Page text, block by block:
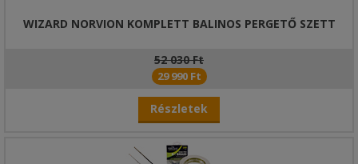
WIZARD NORVION KOMPLETT BALINOS PERGETŐ SZETT
52 030 Ft
29 990 Ft
Részletek